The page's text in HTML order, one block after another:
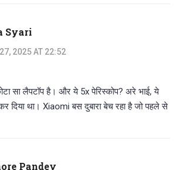
Syari
2025 AT 22:52
सा लैपटॉप है। और ये 5x पेरिस्कोप? अरे भाई, ये
दिया था। Xiaomi बस दुबारा बेच रहा है जो पहले से
Pandey